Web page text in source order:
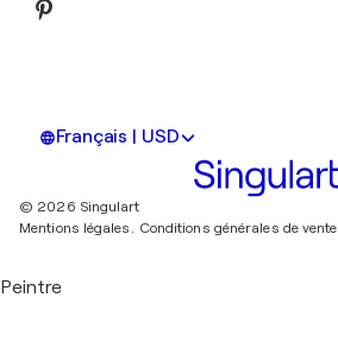
Français | USD
© 2026 Singulart
Mentions légales. Conditions générales de vente
Peintre